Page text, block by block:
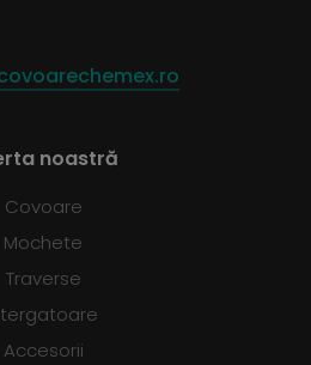
noastră
Covoare
Mochete
Traverse
Accesorii